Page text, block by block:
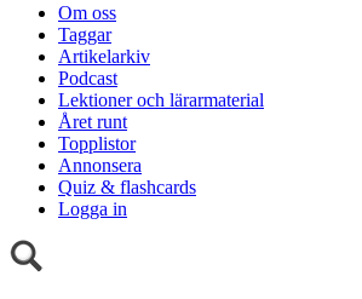
Om oss
Taggar
Artikelarkiv
Podcast
Lektioner och lärarmaterial
Året runt
Topplistor
Annonsera
Quiz & flashcards
Logga in